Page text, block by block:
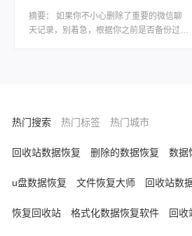
冗余页面。
摘要：
天记录，别着急，根据你之前是否备份过、
热门搜索 热门标签 热门城市
回收站数据恢复 删除的数据恢复 数据
u盘数据恢复 文件恢复大师 回收站数
恢复回收站 格式化数据恢复软件 回收